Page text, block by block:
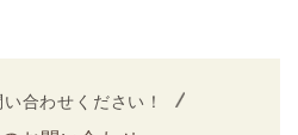
合わせください！